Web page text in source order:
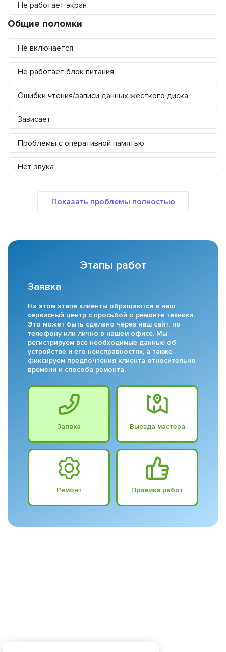
Не работает экран
Общие поломки
Не включается
Не работает блок питания
Ошибки чтения/записи данных жесткого диска
Зависает
Проблемы с оперативной памятью
Нет звука
Этапы работ
Заявка
На этом этапе клиенты обращаются в наш
сервисный центр с просьбой о ремонте техники.
Это может быть сделано через наш сайт, по
телефону или лично в нашем офисе. Мы
регистрируем все необходимые данные об
устройстве и его неисправностях, а также
фиксируем предпочтения клиента относительно
времени и способа ремонта.
Заявка Выезда мастера
Ремонт Приёмка работ